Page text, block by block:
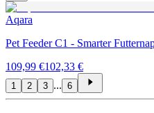
Aqara
Pet Feeder C1 - Smarter
109,99 €102,33 €
1 2 3 ... 6